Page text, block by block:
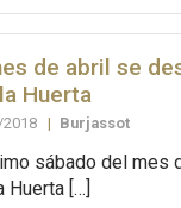
de abril se
Huerta
| Burjassot
sábado del mes
Huerta […]